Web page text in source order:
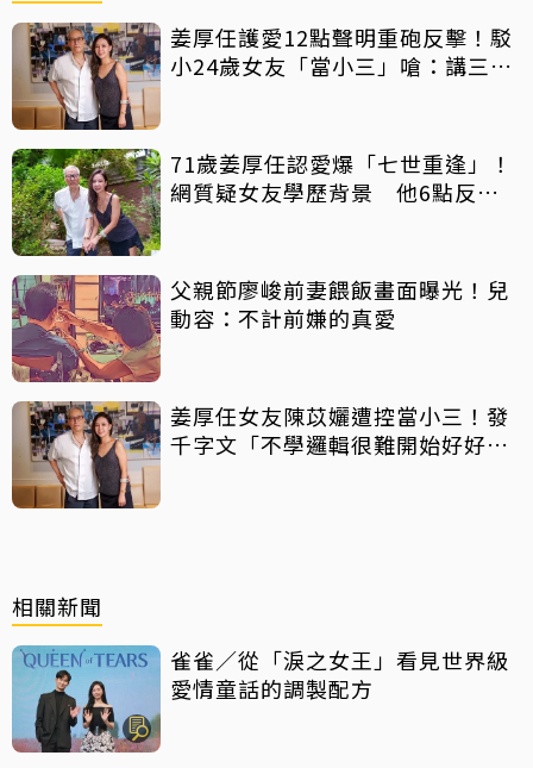
姜厚任護愛12點聲明重砲反擊！駁
小24歲女友「當小三」嗆：講三
71歲姜厚任認愛爆「七世重逢」！
網質疑女友學歷背景 他6點反
父親節廖峻前妻餵飯畫面曝光！兒
動容：不計前嫌的真愛
姜厚任女友陳苡孋遭控當小三！發
千字文「不學邏輯很難開始好好
相關新聞
雀雀／從「淚之女王」看見世界級
愛情童話的調製配方